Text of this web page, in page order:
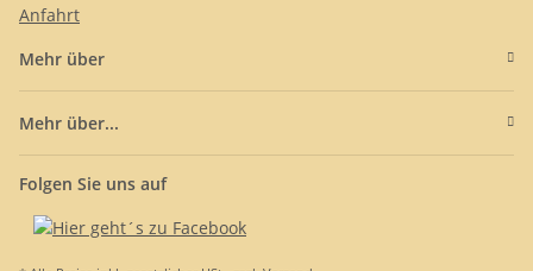
Anfahrt
Mehr über
Mehr über...
Folgen Sie uns auf